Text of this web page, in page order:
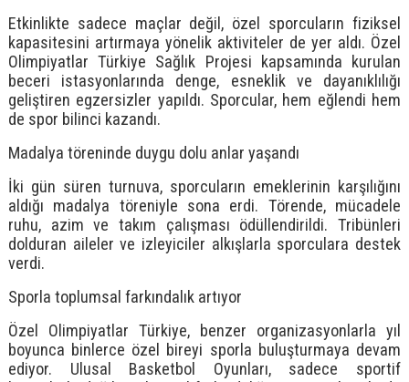
Etkinlikte sadece maçlar değil, özel sporcuların fiziksel
kapasitesini artırmaya yönelik aktiviteler de yer aldı. Özel
Olimpiyatlar Türkiye Sağlık Projesi kapsamında kurulan
beceri istasyonlarında denge, esneklik ve dayanıklılığı
geliştiren egzersizler yapıldı. Sporcular, hem eğlendi hem
de spor bilinci kazandı.
Madalya töreninde duygu dolu anlar yaşandı
İki gün süren turnuva, sporcuların emeklerinin karşılığını
aldığı madalya töreniyle sona erdi. Törende, mücadele
ruhu, azim ve takım çalışması ödüllendirildi. Tribünleri
dolduran aileler ve izleyiciler alkışlarla sporculara destek
verdi.
Sporla toplumsal farkındalık artıyor
Özel Olimpiyatlar Türkiye, benzer organizasyonlarla yıl
boyunca binlerce özel bireyi sporla buluşturmaya devam
ediyor. Ulusal Basketbol Oyunları, sadece sportif